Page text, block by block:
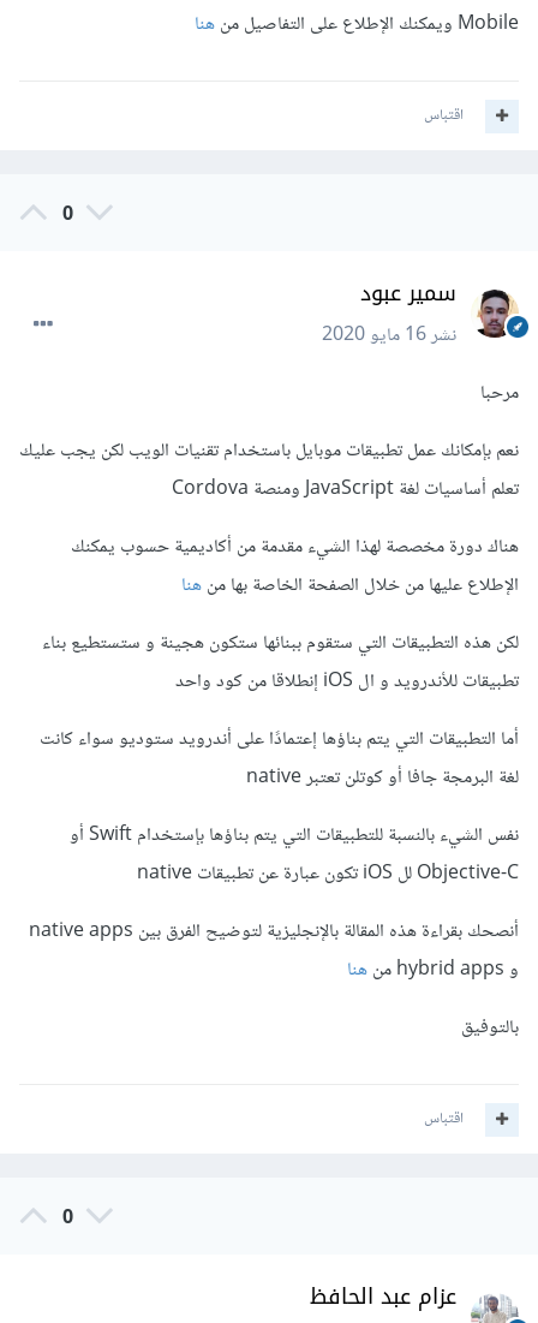
Mobile ويمكنك الإطلاع على التفاصيل من
هنا
اقتباس
0
سمير عبود
نشر16 مايو 2020
مرحبا
نعم بإمكانك عمل تطبيقات موبايل باستخدام تقنيات الويب لكن يجب عليك
تعلم أساسيات لغة JavaScript ومنصة Cordova
هناك دورة مخصصة لهذا الشيء مقدمة من أكاديمية حسوب يمكنك
الإطلاع عليها من خلال الصفحة الخاصة بها منهنا
لكن هذه التطبيقات التي ستقوم ببنائها ستكون هجينة و ستستطيع بناء
تطبيقات للأندرويد و ال iOS إنطلاقا من كود واحد
أما التطبيقات التي يتم بناؤها إعتمادًا على أندرويد ستوديو سواء كانت
لغة البرمجة جافا أو كوتلن تعتبر native
نفس الشيء بالنسبة للتطبيقات التي يتم بناؤها بإستخدام Swift أو
Objective-C لل iOS تكون عبارة عن تطبيقات native
أنصحك بقراءة هذه المقالة بالإنجليزية لتوضيح الفرق بين native apps
و hybrid apps من
هنا
بالتوفيق
اقتباس
0
عزام عبد الحافظ